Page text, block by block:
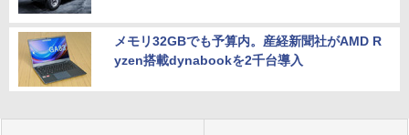
メモリ32GBでも予算内。産経新聞社がAMD R
yzen搭載dynabookを2千台導入